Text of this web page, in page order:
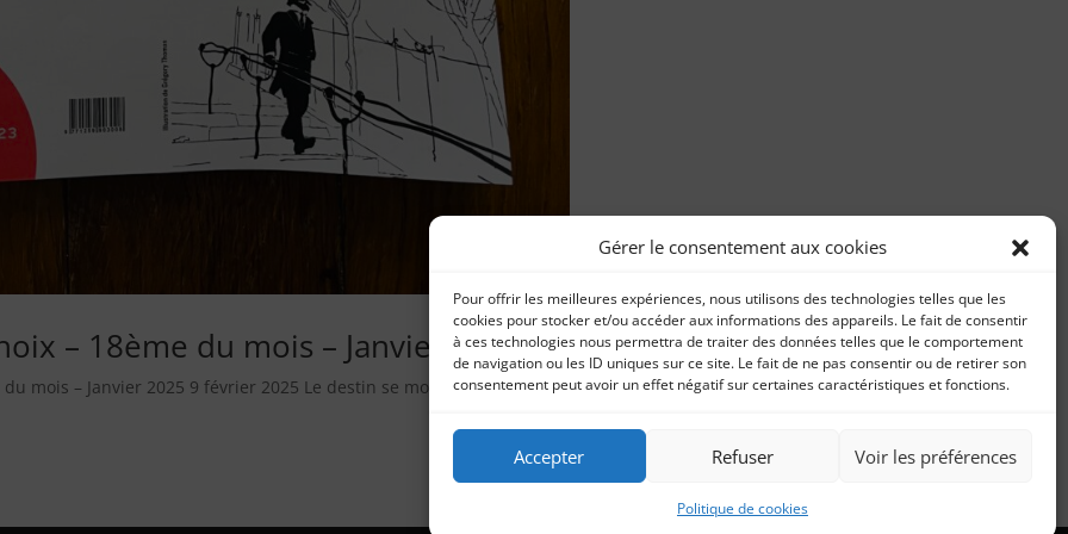
Gérer le consentement aux cookies
Pour offrir les meilleures expériences, nous utilisons des technologies telles que les
cookies pour stocker et/ou accéder aux informations des appareils. Le fait de consentir
à ces technologies nous permettra de traiter des données telles que le comportement
de navigation ou les ID uniques sur ce site. Le fait de ne pas consentir ou de retirer son
consentement peut avoir un effet négatif sur certaines caractéristiques et fonctions.
Accepter Refuser Voir les préférences
Politique de cookies
– 18ème du mois – Janvier 2025
mois – Janvier 2025 9 février 2025 Le destin se moque des choix :